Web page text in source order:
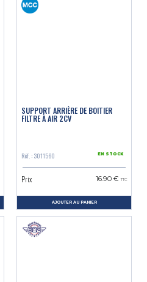
SUPPORT ARRIÈRE DE BOITIER
FILTRE À AIR 2CV
Réf. : 3011560 EN STOCK
Prix 16.90 € TTC
AJOUTER AU PANIER